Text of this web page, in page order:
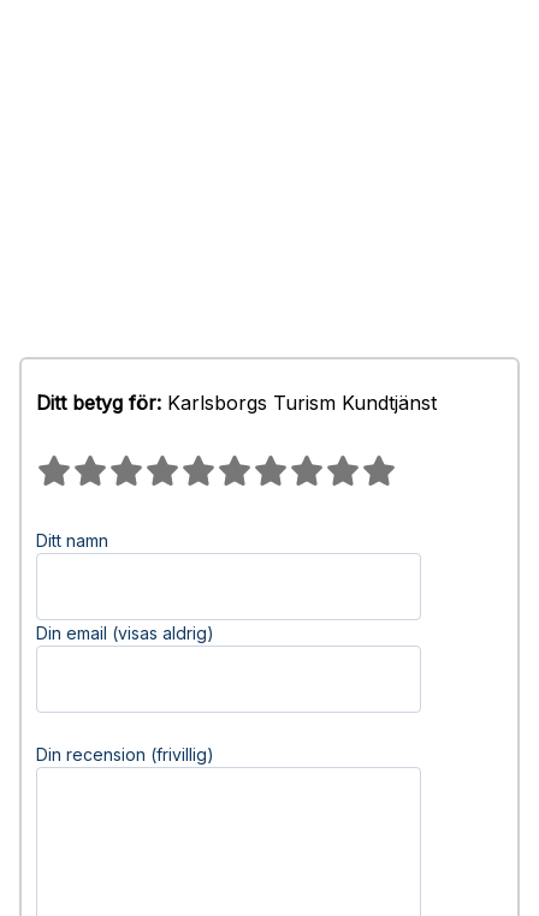
Ditt betyg för: Karlsborgs Turism Kundtjänst
Ditt namn
Din email (visas aldrig)
Din recension (frivillig)